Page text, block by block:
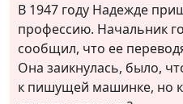
В 1947 году Надежде
профессию. Начальник
сообщил, что ее
Она заикнулась, было,
к пишущей машинке, но